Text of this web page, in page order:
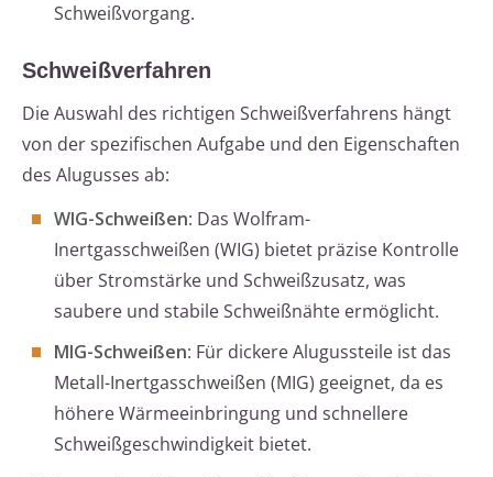
Schweißvorgang.
Schweißverfahren
Die Auswahl des richtigen Schweißverfahrens hängt
von der spezifischen Aufgabe und den Eigenschaften
des Alugusses ab:
WIG-Schweißen: Das Wolfram-
Inertgasschweißen (WIG) bietet präzise Kontrolle
über Stromstärke und Schweißzusatz, was
saubere und stabile Schweißnähte ermöglicht.
MIG-Schweißen: Für dickere Alugussteile ist das
Metall-Inertgasschweißen (MIG) geeignet, da es
höhere Wärmeeinbringung und schnellere
Schweißgeschwindigkeit bietet.